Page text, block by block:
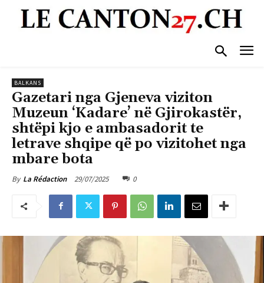
BALKANS
Gazetari nga Gjeneva viziton
Muzeun ‘Kadare’ në Gjirokastër,
shtëpi kjo e ambasadorit te
letrave shqipe që po vizitohet nga
mbare bota
By La Rédaction 29/07/2025 0